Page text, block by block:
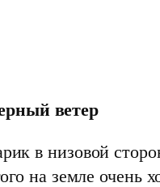
ветер
в низовой
на земле очень